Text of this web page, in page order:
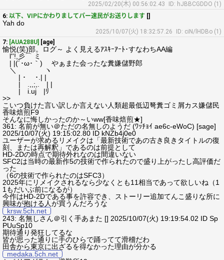
2025/02/20(木) 00:56:02.43
ID: hJBBCGDDO (1)
6: 以下、VIPにかわりましてパー速民がお送りします []
Yah do
2025/10/07(火) 18:32:57.26
ID: ciN/lHDBo (1)
7: [AUA288U] [age]
愉悦(笑)部。ログ～ よく見えるｱｽｷｰｱｰﾄ･すなわちAA編
l''!,彡⌒ ミ
| |(´･ω･｀) やぁまた会ったな糞嫌儲野郎
＼ ヽ
| ･ ･.| |
| .,,;,. | |
| i.uj |ﾘ
>>
こいつ負けた言い訳しか言えない人類超最低辺弩糞ゴミ屑カス嫌儲民
香味焙煎F9
そんなに悔しかったのか～いww[香味焙煎★]
361: 名前が無い＠ただの名無しのようだ (ﾜｯﾁｮｲ ae6c-eWoC) [sage]
2025/10/07(火) 19:15:02.80 ID kNZb4j0e0
ユーザーが求めるリメイクは「最新技術であの古き良きタイトルの復
刻、または再解釈」であるのは前提として
HD-2Dの時点で期待外れなのは間違いない
SFC2は当時の最新作5の技術で作られたので盛り上がったし高評価だ
った
（6の技術で作られたのはSFC3）
2025年にリメイクされるなら少なくとも11相当であって欲しいね（1
1もだいぶ前になるが）
今作はHD-2Dである事を許容でき、ストーリー追加てんこ盛りな所に
興味が抱ける人が買うんだろうな
krsw.5ch.net
243: 名無しさん＠引く手あまた [] 2025/10/07(火) 19:19:54.02 ID Sp
PUuSp10
期待通り発狂してるな
皆が思った通りに手のひらで踊ってて滑稽だわ
田舎から東京に出ざるを得なかった理由が分かる
medaka.5ch.net